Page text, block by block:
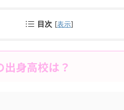
目次 [表示]
身高校は？